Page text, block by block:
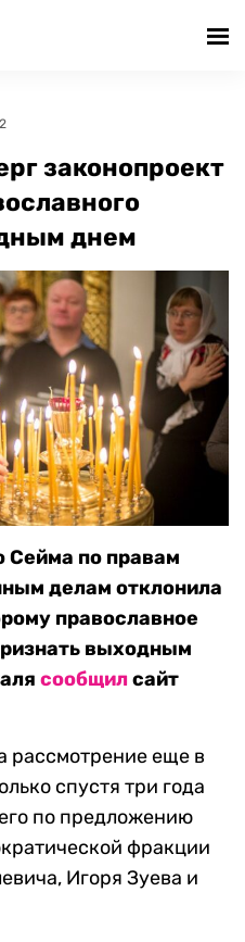
законопроект
днем
Сейма по правам
делам отклонила
православное
выходным
сообщилсайт
рассмотрение еще в
спустя три года
по предложению
фракции
Игоря Зуева и